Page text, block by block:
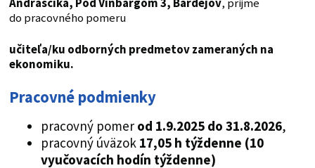
Andraščíka, Pod Vinbargom 3, Bardejov, prijme
do pracovného pomeru
učiteľa/ku odborných predmetov zameraných na
ekonomiku.
Pracovné podmienky
pracovný pomer od 1.9.2025 do 31.8.2026,
pracovný úväzok 17,05 h týždenne (10
vyučovacích hodín týždenne)